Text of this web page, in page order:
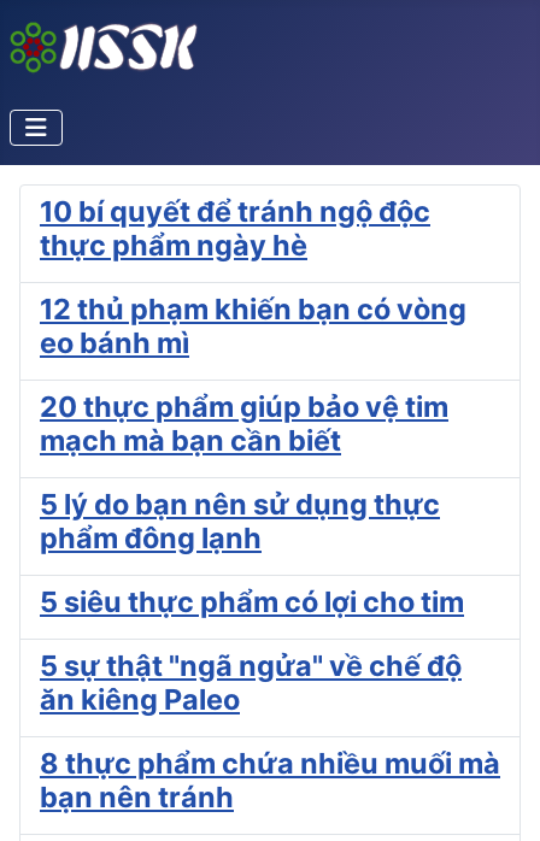
10 bí quyết để tránh ngộ độc
thực phẩm ngày hè
12 thủ phạm khiến bạn có vòng
eo bánh mì
20 thực phẩm giúp bảo vệ tim
mạch mà bạn cần biết
5 lý do bạn nên sử dụng thực
phẩm đông lạnh
5 siêu thực phẩm có lợi cho tim
5 sự thật "ngã ngửa" về chế độ
ăn kiêng Paleo
8 thực phẩm chứa nhiều muối mà
bạn nên tránh